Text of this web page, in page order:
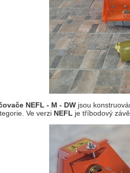
NEFL - M - DW jsou
Ve verzi NEFL je tříbodový